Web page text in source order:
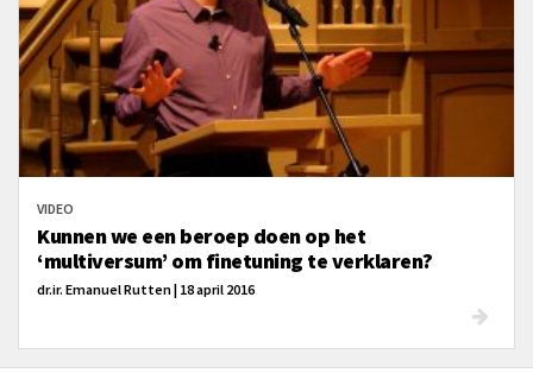
VIDEO
Kunnen we een beroep doen op het
‘multiversum’ om finetuning te verklaren?
dr.ir. Emanuel Rutten | 18 april 2016